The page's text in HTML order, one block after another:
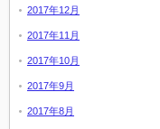
2017年12月
2017年11月
2017年10月
2017年9月
2017年8月